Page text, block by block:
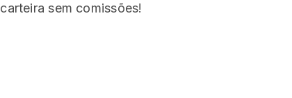
sem comissões!